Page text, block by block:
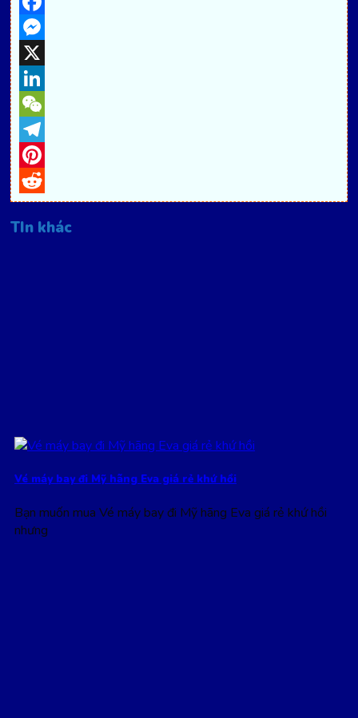
Facebook
Messenger
X
LinkedIn
WeChat
Telegram
Pinterest
Reddit
TIn khác
Vé máy bay đi Mỹ hãng Eva giá rẻ khứ hồi
Bạn muốn mua Vé máy bay đi Mỹ hãng Eva giá rẻ khứ hồi
nhưng